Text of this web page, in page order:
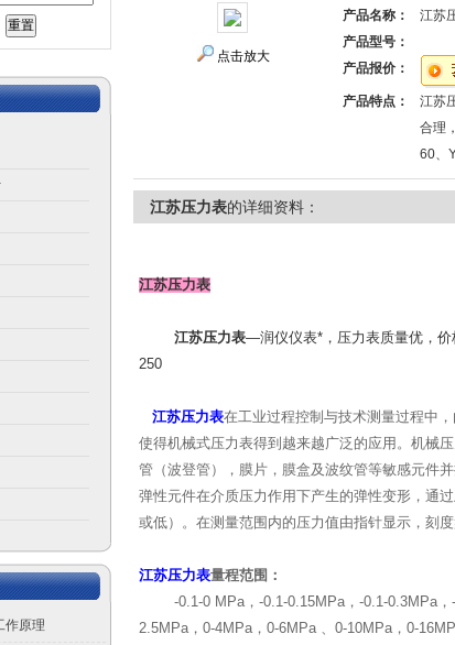
作原理
点击放大
产品名称：
江苏
产品型号：
产品报价：
产品特点：
江苏
合理
60、
江苏压力表的详细资料：
江苏压力表
江苏压力表—润仪仪表*，压力表质量优，价
250
江苏压力表在工业过程控制与技术测量过程中
使得机械式压力表得到越来越广泛的应用。机械
管（波登管），膜片，膜盒及波纹管等敏感元件
弹性元件在介质压力作用下产生的弹性变形，通过
或低）。在测量范围内的压力值由指针显示，刻
江苏压力表量程范围：
-0.1-0 MPa，-0.1-0.15MPa，-0.1-0.3MPa
2.5MPa，0-4MPa，0-6MPa 、0-10MPa，0-